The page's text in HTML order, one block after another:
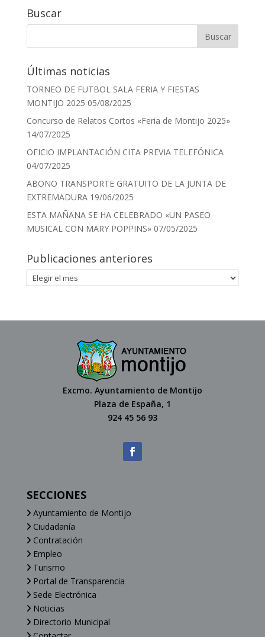
Buscar
Últimas noticias
TORNEO DE FUTBOL SALA FERIA Y FIESTAS
MONTIJO 2025 05/08/2025
Concurso de Relatos Cortos «Feria de Montijo 2025»
14/07/2025
OFICIO IMPLANTACIÓN CITA PREVIA TELEFÓNICA
04/07/2025
ABONO TRANSPORTE GRATUITO DE LA JUNTA DE
EXTREMADURA 19/06/2025
ESTA MAÑANA SE HA CELEBRADO «UN PASEO
MUSICAL CON MARY POPPINS» 07/05/2025
Publicaciones anteriores
Excmo. Ayuntamiento de Montijo
Plaza de España, 1
924 45 56 93
SECCIONES
Ayuntamiento de Montijo
Ciudadanía
Contratación
Empleo
Turismo
Portal de Transparencia
Sede Electrónica
Noticias
Directorio Municipal